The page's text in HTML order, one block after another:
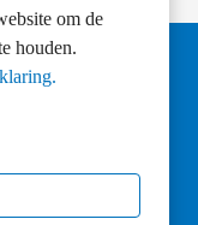
om de
houden.